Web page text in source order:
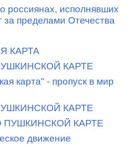
россиянах, исполнявших
за пределами Отечества
КАРТА
КАРТЕ
карта" - пропуск в мир
КАРТЕ
ПУШКИНСКОЙ КАРТЕ
движение